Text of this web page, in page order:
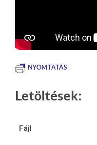
NYOMTATÁS
Letöltések:
Fájl